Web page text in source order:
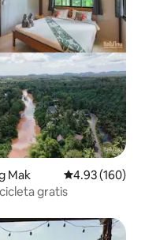
Mak Calificación
4.93 (160)
gratis